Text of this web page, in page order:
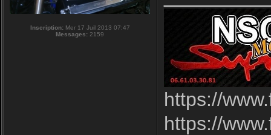
Inscription:Mer 17 Juil 2013 07:47
Messages: 2159
https://
https://